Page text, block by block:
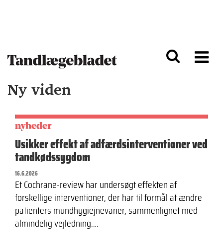
Ny viden
nyheder
Usikker effekt af adfærdsinterventioner ved
tandkødssygdom
16.6.2026
Et Cochrane-review har undersøgt effekten af
forskellige interventioner, der har til formål at ændre
patienters mundhygiejnevaner, sammenlignet med
almindelig vejledning.…